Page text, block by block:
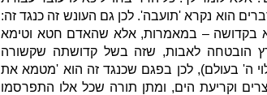
הוא נקרא 'תועבה'. לכן גם העונש זה כנגד זה:
בקדושה – במאמרות,אלא שהאדם חטא וטימא
הובטחה לאבות, שזה בשל קדושתה שקשורה
ה' בעולם),לכן בפגם שכנגד זה הוא 'מטמא את
וקריעת הים, ומתן תורה שכל אלו התפרסמו